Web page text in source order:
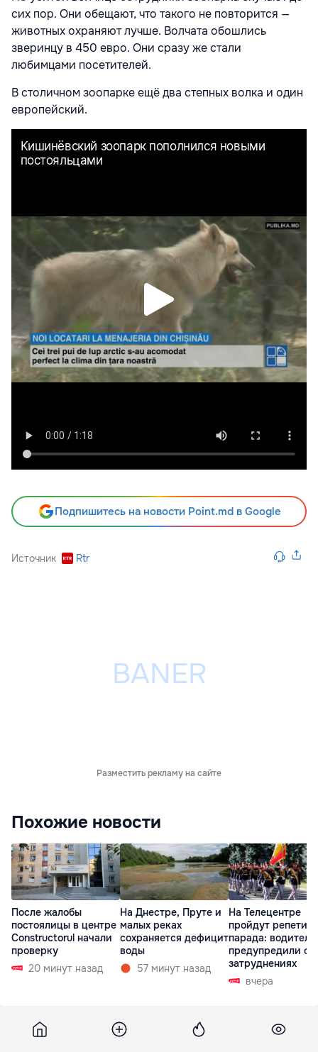
сих пор. Они обещают, что такого не повторится —
животных охраняют лучше. Волчата обошлись
зверинцу в 450 евро. Они сразу же стали
любимцами посетителей.
В столичном зоопарке ещё два степных волка и один
европейский.
Подпишитесь на новости Point.md в Google
Источник Rtr
Разместить рекламу на сайте
Похожие новости
После жалобы
постоялицы в центре
Constructorul начали
проверку
20 минут назад
На Днестре, Пруте и
малых реках
сохраняется дефицит
воды
57 минут назад
На Телецентре
пройдут
парада:
предупредили о
затруднениях
вчера